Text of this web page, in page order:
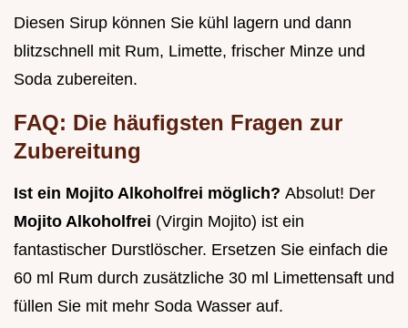
Diesen Sirup können Sie kühl lagern und dann
blitzschnell mit Rum, Limette, frischer Minze und
Soda zubereiten.
FAQ: Die häufigsten Fragen zur
Zubereitung
Ist ein Mojito Alkoholfrei möglich? Absolut! Der
Mojito Alkoholfrei (Virgin Mojito) ist ein
fantastischer Durstlöscher. Ersetzen Sie einfach die
60 ml Rum durch zusätzliche 30 ml Limettensaft und
füllen Sie mit mehr Soda Wasser auf.